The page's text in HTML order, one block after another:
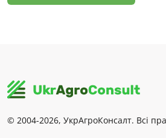
© 2004-2026, УкрАгроКонсалт. Всі